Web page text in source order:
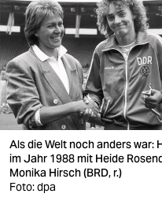
verlag
verlag
veranstaltungen
shop
fragen & hilfe
unterstützen
Als die Welt noch anders war:
im Jahr 1988 mit Heide
Monika Hirsch (BRD, r.)
Foto: dpa